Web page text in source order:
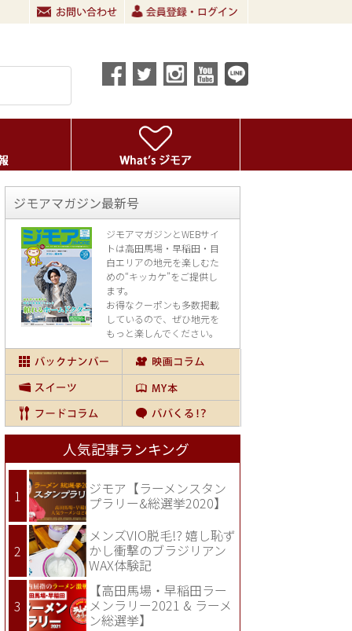
ジモアマガジン最新号
ジモアマガジンとWEBサイ
トは高田馬場・早稲田・目
白エリアの地元を楽しむた
めの“キッカケ”をご提供し
ます。
お得なクーポンも多数掲載
しているので、 ぜひ地元を
もっと楽しんでください。
人気記事ランキング
ジモア【ラーメンスタン
プラリー&総選挙2020】
メンズVIO脱毛!? 嬉し恥ず
かし衝撃のブラジリアン
WAX体験記
【高田馬場・早稲田ラー
メンラリー2021 & ラーメ
ン総選挙】